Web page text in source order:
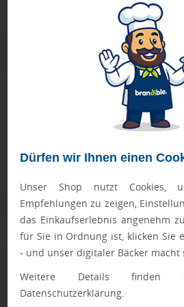
Dürfen wir Ihnen einen
Unser Shop nutzt Cookies,
Empfehlungen zu zeigen,
das Einkaufserlebnis angenehm
für Sie in Ordnung ist, klicken Sie
- und unser digitaler Bäcker macht
Weitere Details
Datenschutzerklärung.
Produktbeschreibung
Nur Produkte, die unseren
schaffen es in den Shop.Mehr
Ewa Engel,
Zusatzinformation
Farbe: